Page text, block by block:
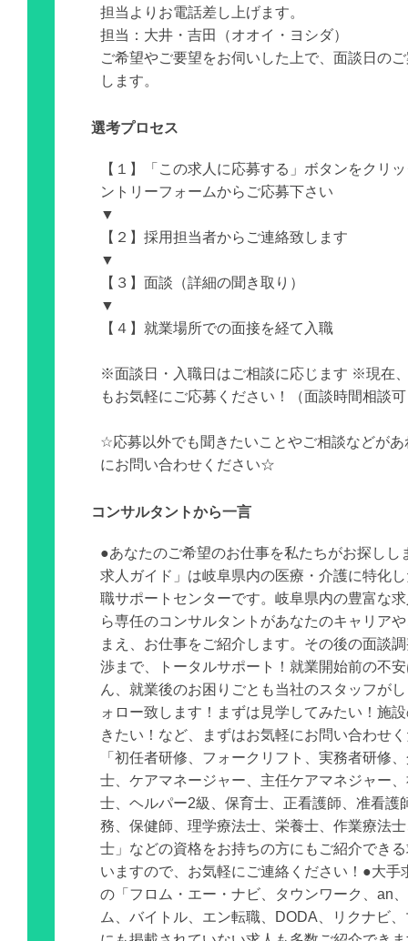
担当よりお電話差し上げます。
担当：大井・吉田（オオイ・ヨシダ）
ご希望やご要望をお伺いした上で、面談日の
します。
選考プロセス
【１】「この求人に応募する」ボタンをクリ
ントリーフォームからご応募下さい
▼
【２】採用担当者からご連絡致します
▼
【３】面談（詳細の聞き取り）
▼
【４】就業場所での面接を経て入職
※面談日・入職日はご相談に応じます ※現在
もお気軽にご応募ください！（面談時間相談
☆応募以外でも聞きたいことやご相談などがあ
にお問い合わせください☆
コンサルタントから一言
●あなたのご希望のお仕事を私たちがお探しし
求人ガイド」は岐阜県内の医療・介護に特化
職サポートセンターです。岐阜県内の豊富な
ら専任のコンサルタントがあなたのキャリア
まえ、お仕事をご紹介します。その後の面談
渉まで、トータルサポート！就業開始前の不
ん、就業後のお困りごとも当社のスタッフが
ォロー致します！まずは見学してみたい！施
きたい！など、まずはお気軽にお問い合わせ
「初任者研修、フォークリフト、実務者研修
士、ケアマネージャー、主任ケアマネジャー
士、ヘルパー2級、保育士、正看護師、准看護
務、保健師、理学療法士、栄養士、作業療法
士」などの資格をお持ちの方にもご紹介でき
いますので、お気軽にご連絡ください！●大手
の「フロム・エー・ナビ、タウンワーク、an
ム、バイトル、エン転職、DODA、リクナビ